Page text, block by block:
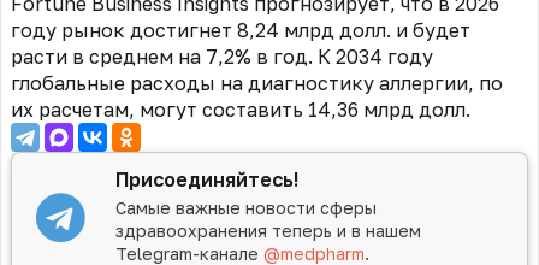
году рынок достигнет 8,24 млрд долл. и будет
расти в среднем на 7,2% в год. К 2034 году
глобальные расходы на диагностику аллергии, по
их расчетам, могут составить 14,36 млрд долл.
Присоединяйтесь!
Самые важные новости сферы
здравоохранения теперь и в нашем
Telegram-канале@medpharm.